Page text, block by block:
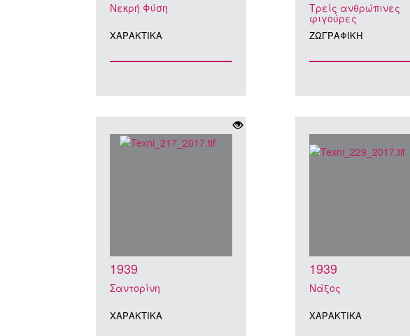
Νεκρή Φύση
ΧΑΡΑΚΤΙΚA
Τρείς ανθρώπινες
φιγούρες
ΖΩΓΡΑΦΙΚΗ
1939
Σαντορίνη
ΧΑΡΑΚΤΙΚA
1939
Νάξος
ΧΑΡΑΚΤΙΚA